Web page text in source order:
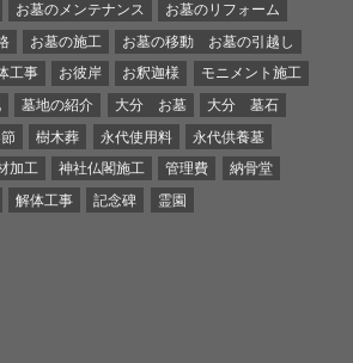
お墓のメンテナンス
お墓のリフォーム
お墓の施工
お墓の移動 お墓の引越し
工事 お彼岸 お釈迦様
モニメント施工
墓地の紹介 大分 お墓
大分 墓石
樹木葬 永代使用料
永代供養墓
加工 神社仏閣施工 管理費
納骨堂
解体工事 記念碑 霊園